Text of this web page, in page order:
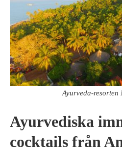
Ayurveda-resorten
Ayurvediska
cocktails från